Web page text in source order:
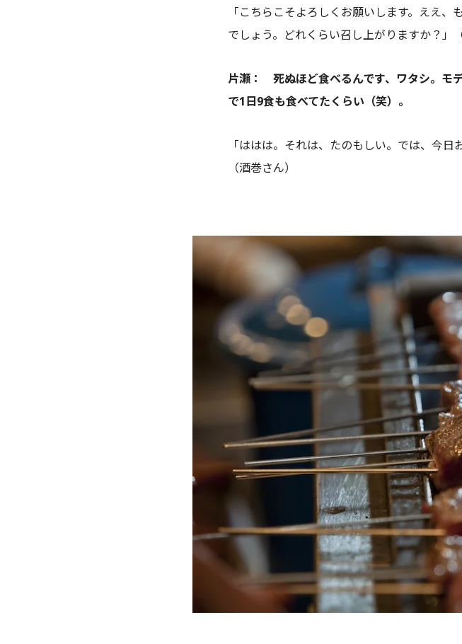
「こちらこそよろしくお願いします。ええ
でしょう。どれくらい召し上がりますか？」
片瀬： 死ぬほど食べるんです、ワタシ。モ
で1日9食も食べてたくらい（笑）。
「ははは。それは、たのもしい。では、今
（酒巻さん）